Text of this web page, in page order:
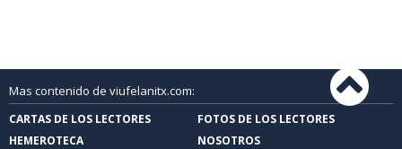
Mas contenido de viufelanitx.com:
CARTAS DE LOS LECTORES
FOTOS DE LOS LECTORES
HEMEROTECA
NOSOTROS